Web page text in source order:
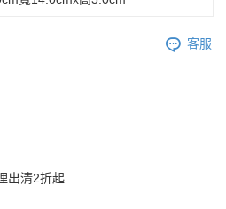
客服
出清2折起